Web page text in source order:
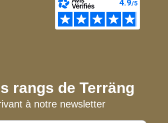
rangs de Terräng
à notre newsletter